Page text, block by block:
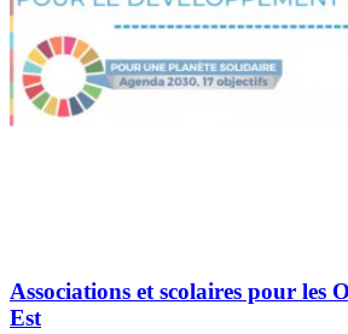
Associations et scolaires pour les
Est